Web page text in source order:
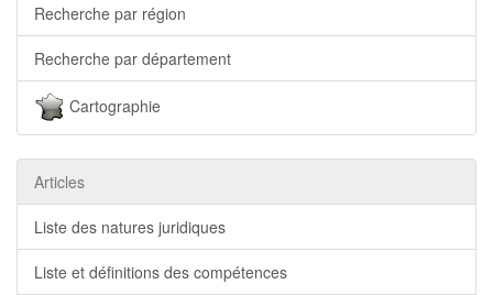
Recherche par région
Recherche par département
Cartographie
Articles
Liste des natures juridiques
Liste et définitions des compétences